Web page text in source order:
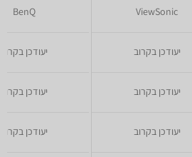
ViewSonic
יעודכן בקרוב
יעודכן בקרוב
יעודכן בקרוב
BenQ
יעודכן בקרוב
יעודכן בקרוב
יעודכן בקרוב